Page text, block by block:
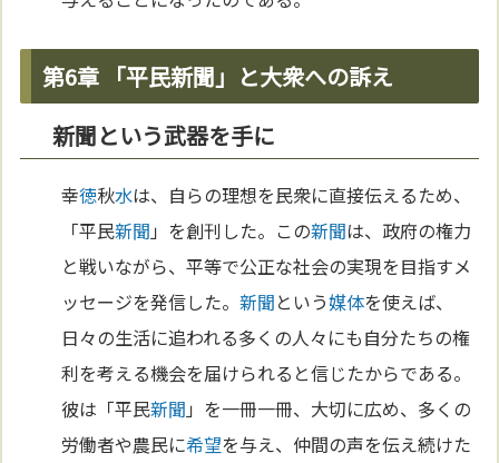
第6章 「平民新聞」と大衆への訴え
新聞という武器を手に
幸徳秋水は、自らの理想を民衆に直接伝えるため、
「平民新聞 」を創刊した。この新聞は、政府の権力
と戦いながら、平等で公正な社会の実現を目指すメ
ッセージを発信した。新聞という媒体を使えば、
日々の生活に追われる多くの人々にも自分たちの権
利を考える機会を届けられると信じたからである。
彼は「平民新聞 」を一冊一冊、大切に広め、多くの
労働者や農民に希望を与え、仲間の声を伝え続けた